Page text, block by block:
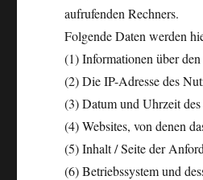
aufrufenden Rechners.
Folgende Daten werden
(1) Informationen über
(2) Die IP-Adresse des
(3) Datum und Uhrzeit
(4) Websites, von denen
(5) Inhalt / Seite der
(6) Betriebssystem und